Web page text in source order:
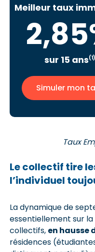
Meilleur taux
sur 15 ans(1)
Simuler mon
Taux
Le collectif tire
l’individuel
La dynamique de
essentiellement sur
collectifs, en hausse
résidences